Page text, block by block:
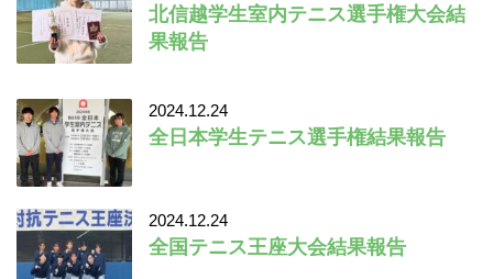
北信越学生室内テニス選手権大会結
果報告
2024.12.24
全日本学生テニス選手権結果報告
2024.12.24
全国テニス王座大会結果報告